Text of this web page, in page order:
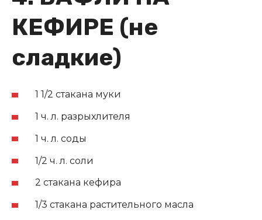
КЕФИРЕ (не
сладкие)
1 1/2 стакана муки
1 ч. л. разрыхлителя
1 ч. л. соды
1/2 ч. л. соли
2 стакана кефира
1/3 стакана растительного масла